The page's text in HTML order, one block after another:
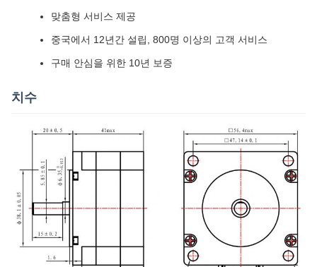
맞춤형 서비스 제공
중국에서 12년간 설립, 800명 이상의 고객 서비스
구매 안심을 위한 10년 보증
치수